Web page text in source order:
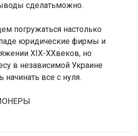
сделатьможно.
погружаться настолько
юридические фирмы и
XIX-XXвеков, но
в независимой Украине
все с нуля.